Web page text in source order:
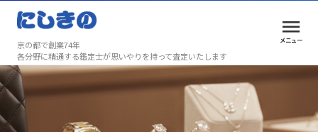
京の都で創業74年
各分野に精通する鑑定士が思いやりを持って査定いたします
メニュー
買取実績